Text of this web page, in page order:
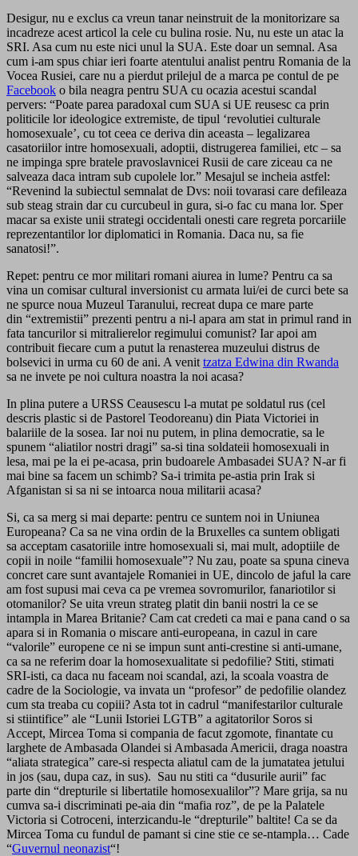
Desigur, nu e exclus ca vreun tanar neinstruit de la monitorizare sa
incadreze acest articol la cele cu bulina rosie. Nu, nu este un atac la
SRI. Asa cum nu este nici unul la SUA. Este doar un semnal. Asa
cum i-am spus chiar ieri foarte atentului analist pentru Romania de la
Vocea Rusiei, care nu a pierdut prilejul de a marca pe contul de pe
Facebook o bila neagra pentru SUA cu ocazia acestui scandal
pervers: “Poate parea paradoxal cum SUA si UE reusesc ca prin
politicile lor ideologice extremiste, de tipul ‘revolutiei culturale
homosexuale’, cu tot ceea ce deriva din aceasta – legalizarea
casatoriilor intre homosexuali, adoptii, distrugerea familiei, etc – sa
ne impinga spre bratele pravoslavnicei Rusii de care ziceau ca ne
salveaza daca intram sub cupolele lor.” Mesajul se incheia astfel:
“Revenind la subiectul semnalat de Dvs: noii tovarasi care defileaza
sub steag strain dar cu curcubeul in gura, si-o fac cu mana lor. Sper
macar sa existe unii strategi occidentali onesti care regreta porcariile
reprezentantilor lor diplomatici in Romania. Daca nu, sa fie
sanatosi!”.
Repet: pentru ce mor militari romani aiurea in lume? Pentru ca sa
vina un comisar cultural inversionist cu armata lui/ei de curci bete sa
ne spurce noua Muzeul Taranului, recreat dupa ce mare parte
din “extremistii” prezenti pentru a ni-l apara am stat in primul rand in
fata tancurilor si mitralierelor regimului comunist? Iar apoi am
contribuit fiecare cum a putut la renasterea muzeului distrus de
bolsevici in urma cu 60 de ani. A venit tzatza Edwina din Rwanda
sa ne invete pe noi cultura noastra la noi acasa?
In plina putere a URSS Ceausescu l-a mutat pe soldatul rus (cel
descris plastic si de Pastorel Teodoreanu) din Piata Victoriei in
balariile de la sosea. Iar noi nu putem, in plina democratie, sa le
spunem “aliatilor nostri dragi” sa-si tina soldateii homosexuali in
lesa, mai pe la ei pe-acasa, prin budoarele Ambasadei SUA? N-ar fi
mai bine sa facem un schimb? Sa-i trimita pe-astia prin Irak si
Afganistan si sa ni se intoarca noua militarii acasa?
Si, ca sa merg si mai departe: pentru ce suntem noi in Uniunea
Europeana? Ca sa ne vina ordin de la Bruxelles ca suntem obligati
sa acceptam casatoriile intre homosexuali si, mai mult, adoptiile de
copii in noile “familii homosexuale”? Nu zau, poate sa spuna cineva
concret care sunt avantajele Romaniei in UE, dincolo de jaful la care
am fost supusi mai ceva ca pe vremea sovromurilor, fanariotilor si
otomanilor? Se uita vreun strateg platit din banii nostri la ce se
intampla in Marea Britanie? Cam cat credeti ca mai e pana cand o sa
apara si in Romania o miscare anti-europeana, in cazul in care
“valorile” europene ce ni se impun sunt anti-crestine si anti-umane,
ca sa ne referim doar la homosexualitate si pedofilie? Stiti, stimati
SRI-isti, ca daca nu faceam noi scandal, azi, la scoala voastra de
cadre de la Sociologie, va invata un “profesor” de pedofilie olandez
cum sta treaba cu copiii? Asta tot in cadrul “manifestarilor culturale
si stiintifice” ale “Lunii Istoriei LGTB” a agitatorilor Soros si
Accept, Mircea Toma si compania de facut zgomote, finantate cu
larghete de Ambasada Olandei si Ambasada Americii, draga noastra
“aliata strategica” care-si respecta aliatul cam de la jumatatea jetului
in jos (sau, dupa caz, in sus). Sau nu stiti ca “dusurile aurii” fac
parte din “drepturile si libertatile homosexualilor”? Mare grija, sa nu
cumva sa-i discriminati pe-aia din “mafia roz”, de pe la Palatele
Victoria si Cotroceni, interzicandu-le “drepturile” baltite! Ca se da
Mircea Toma cu fundul de pamant si cine stie ce se-ntampla… Cade
“Guvernul neonazist“!